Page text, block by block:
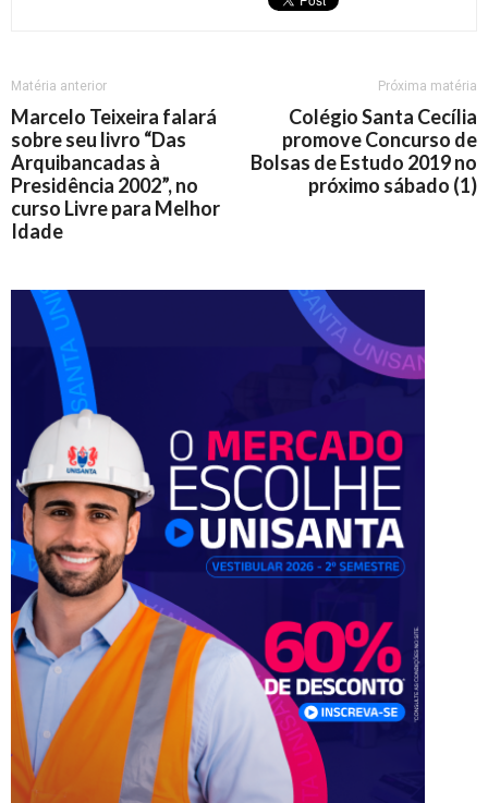
Matéria anterior
Marcelo Teixeira falará
sobre seu livro “Das
Arquibancadas à
Presidência 2002”, no
curso Livre para Melhor
Idade
Próxima matéria
Colégio Santa Cecília
promove Concurso de
Bolsas de Estudo 2019 no
próximo sábado (1)